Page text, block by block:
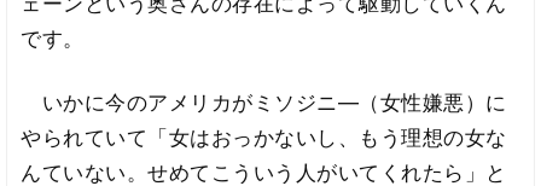
です。
いかに今のアメリカがミソジニ―（女性嫌悪）に
やられていて「女はおっかないし、もう理想の女な
んていない。せめてこういう人がいてくれたら」と